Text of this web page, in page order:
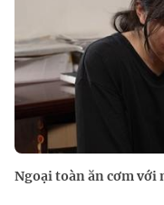
Ngoại toàn ăn cơm với